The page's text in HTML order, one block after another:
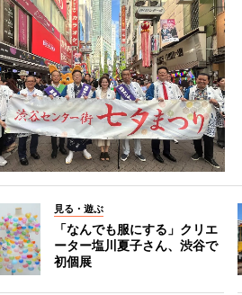
見る・遊ぶ
「なんでも服にする」クリエ
ーター塩川夏子さん、渋谷で
初個展